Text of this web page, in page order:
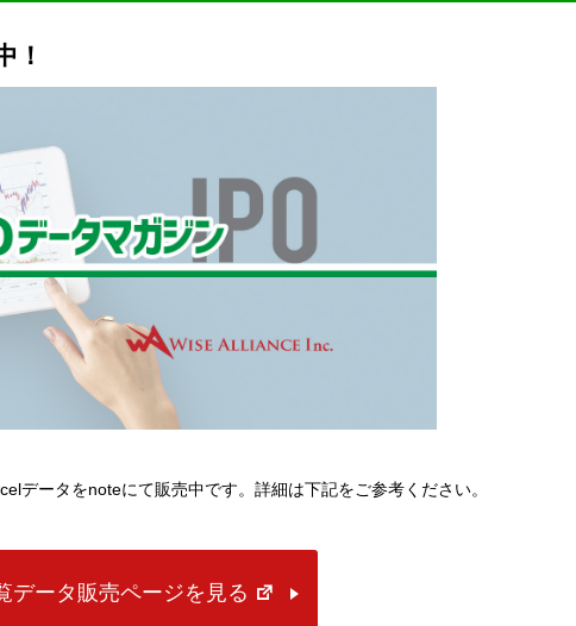
！
データをnoteにて販売中です。詳細は下記をご参考ください。
データ販売ページを見る